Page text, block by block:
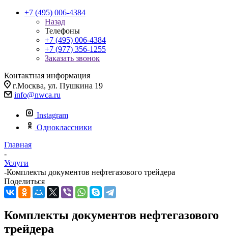
+7 (495) 006-4384
Назад
Телефоны
+7 (495) 006-4384
+7 (977) 356-1255
Заказать звонок
Контактная информация
г.Москва, ул. Пушкина 19
info@nwca.ru
Instagram
Одноклассники
Главная
-
Услуги
-Комплекты документов нефтегазового трейдера
Поделиться
Комплекты документов нефтегазового
трейдера